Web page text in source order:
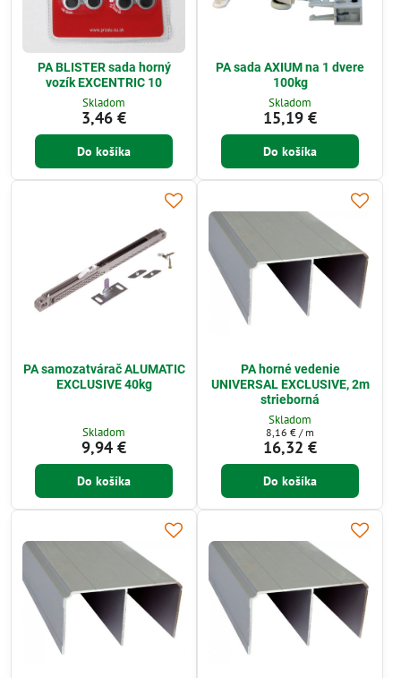
PA BLISTER sada horný
vozík EXCENTRIC 10
Skladom
3,46 €
Do košíka
PA sada AXIUM na 1 dvere
100kg
Skladom
15,19 €
Do košíka
PA samozatvárač ALUMATIC
EXCLUSIVE 40kg
Skladom
9,94 €
Do košíka
PA horné vedenie
UNIVERSAL EXCLUSIVE, 2m
strieborná
Skladom
16,32 €
8,16 € / m
Do košíka